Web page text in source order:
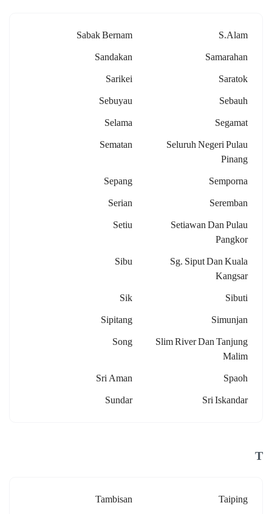
S.alam
Sabak Bernam
Samarahan
Sandakan
Saratok
Sarikei
Sebauh
Sebuyau
Segamat
Selama
Seluruh Negeri Pulau
Pinang
Sematan
Semporna
Sepang
Seremban
Serian
Setiawan Dan Pulau
Pangkor
Setiu
Sg. Siput Dan Kuala
Kangsar
Sibu
Sibuti
Sik
Simunjan
Sipitang
Slim River Dan Tanjung
Malim
Song
Spaoh
Sri Aman
Sri Iskandar
Sundar
T
Taiping
Tambisan